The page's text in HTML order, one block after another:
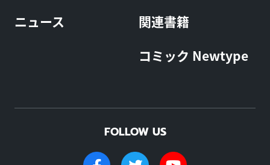
ニュース
関連書籍
コミック Newtype
FOLLOW US